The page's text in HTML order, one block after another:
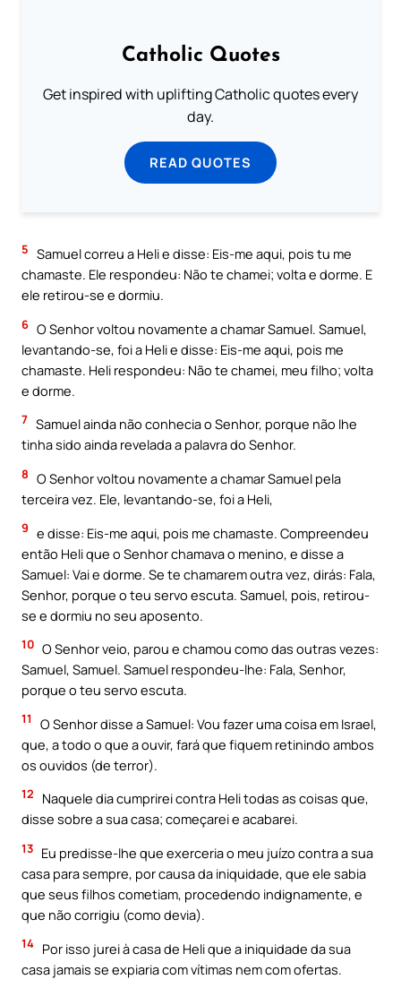
Catholic Quotes
Get inspired with uplifting Catholic quotes every
day.
READ QUOTES
5 Samuel correu a Heli e disse: Eis-me aqui, pois tu me
chamaste. Ele respondeu: Não te chamei; volta e dorme. E
ele retirou-se e dormiu.
6 O Senhor voltou novamente a chamar Samuel. Samuel,
levantando-se, foi a Heli e disse: Eis-me aqui, pois me
chamaste. Heli respondeu: Não te chamei, meu filho; volta
e dorme.
7 Samuel ainda não conhecia o Senhor, porque não lhe
tinha sido ainda revelada a palavra do Senhor.
8 O Senhor voltou novamente a chamar Samuel pela
terceira vez. Ele, levantando-se, foi a Heli,
9 e disse: Eis-me aqui, pois me chamaste. Compreendeu
então Heli que o Senhor chamava o menino, e disse a
Samuel: Vai e dorme. Se te chamarem outra vez, dirás: Fala,
Senhor, porque o teu servo escuta. Samuel, pois, retirou-
se e dormiu no seu aposento.
10 O Senhor veio, parou e chamou como das outras vezes:
Samuel, Samuel. Samuel respondeu-lhe: Fala, Senhor,
porque o teu servo escuta.
11
O Senhor disse a Samuel: Vou fazer uma coisa em Israel,
que, a todo o que a ouvir, fará que fiquem retinindo ambos
os ouvidos (de terror).
12
Naquele dia cumprirei contra Heli todas as coisas que,
disse sobre a sua casa; começarei e acabarei.
13 Eu predisse-lhe que exerceria o meu juízo contra a sua
casa para sempre, por causa da iniquidade, que ele sabia
que seus filhos cometiam, procedendo indignamente, e
que não corrigiu (como devia).
14 Por isso jurei à casa de Heli que a iniquidade da sua
casa jamais se expiaria com vítimas nem com ofertas.